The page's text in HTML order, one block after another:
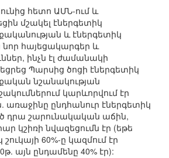
հետո ԱՄՆ-ում և
մշակել էներգետիկ
և էներգետիկ
հայեցակարգեր և
ինչն էլ ժամանակի
Պարսից ծոցի էներգետիկ
նշանակության
կարևորվում էր
առաջինը ընդհանուր էներգետիկ
դրա շարունակական աճին,
կշիռի նվազեցումն էր (եթե
60%-ը կազմում էր
այն ընդամենը 40% էր):